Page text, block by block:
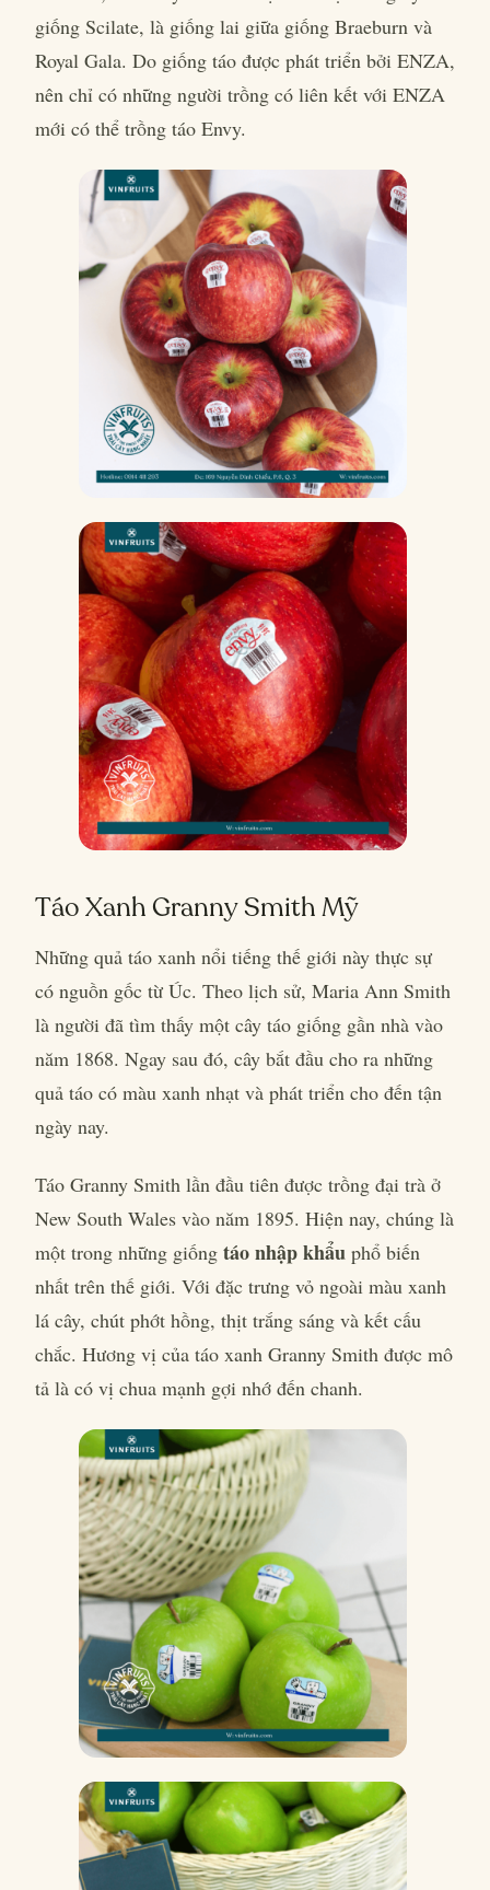
giống Scilate, là giống lai giữa giống Braeburn và
Royal Gala. Do giống táo được phát triển bởi ENZA,
nên chỉ có những người trồng có liên kết với ENZA
mới có thể trồng táo Envy.
Táo Xanh Granny Smith Mỹ
Những quả táo xanh nổi tiếng thế giới này thực sự
có nguồn gốc từ Úc. Theo lịch sử, Maria Ann Smith
là người đã tìm thấy một cây táo giống gần nhà vào
năm 1868. Ngay sau đó, cây bắt đầu cho ra những
quả táo có màu xanh nhạt và phát triển cho đến tận
ngày nay.
Táo Granny Smith lần đầu tiên được trồng đại trà ở
New South Wales vào năm 1895. Hiện nay, chúng là
một trong những giống táo nhập khẩu phổ biến
nhất trên thế giới. Với đặc trưng vỏ ngoài màu xanh
lá cây, chút phớt hồng, thịt trắng sáng và kết cấu
chắc. Hương vị của táo xanh Granny Smith được mô
tả là có vị chua mạnh gợi nhớ đến chanh.